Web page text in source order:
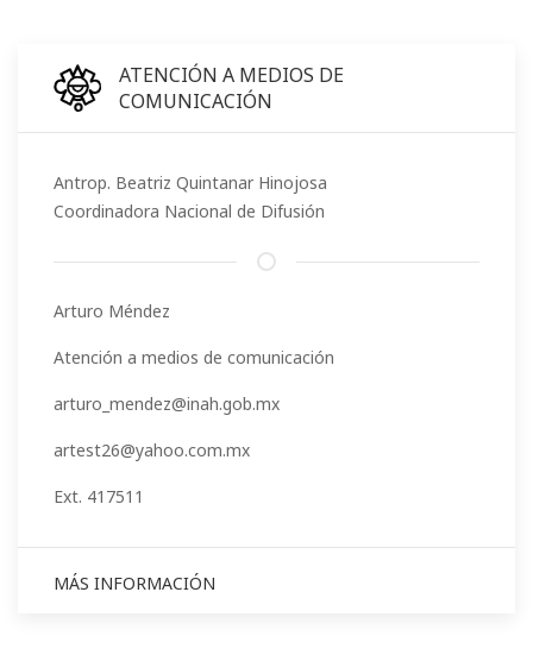
ATENCIÓN A MEDIOS DE
COMUNICACIÓN
Antrop. Beatriz Quintanar Hinojosa
Coordinadora Nacional de Difusión
Arturo Méndez
Atención a medios de comunicación
arturo_mendez@inah.gob.mx
artest26@yahoo.com.mx
Ext. 417511
MÁS INFORMACIÓN